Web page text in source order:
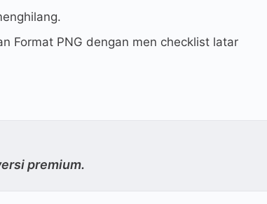
Format PNG dengan men checklist latar
premium.